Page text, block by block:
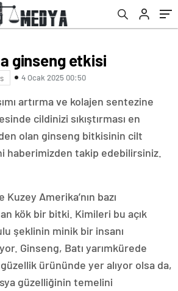
ginseng etkisi
4 Ocak 2025 00:50
artırma ve kolajen sentezine
cildinizi sıkıştırması en
olan ginseng bitkisinin cilt
haberimizden takip edebilirsiniz.
Kuzey Amerika’nın bazı
kök bir bitki. Kimileri bu açık
şeklinin minik bir insanı
Ginseng, Batı yarımkürede
ürününde yer alıyor olsa da,
güzelliğinin temelini